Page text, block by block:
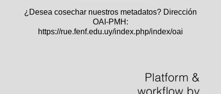
¿Desea cosechar nuestros metadatos? Dirección
OAI-PMH:
https://rue.fenf.edu.uy/index.php/index/oai